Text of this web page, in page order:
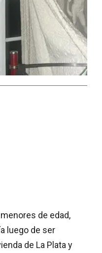
de edad,
luego de ser
de La Plata y